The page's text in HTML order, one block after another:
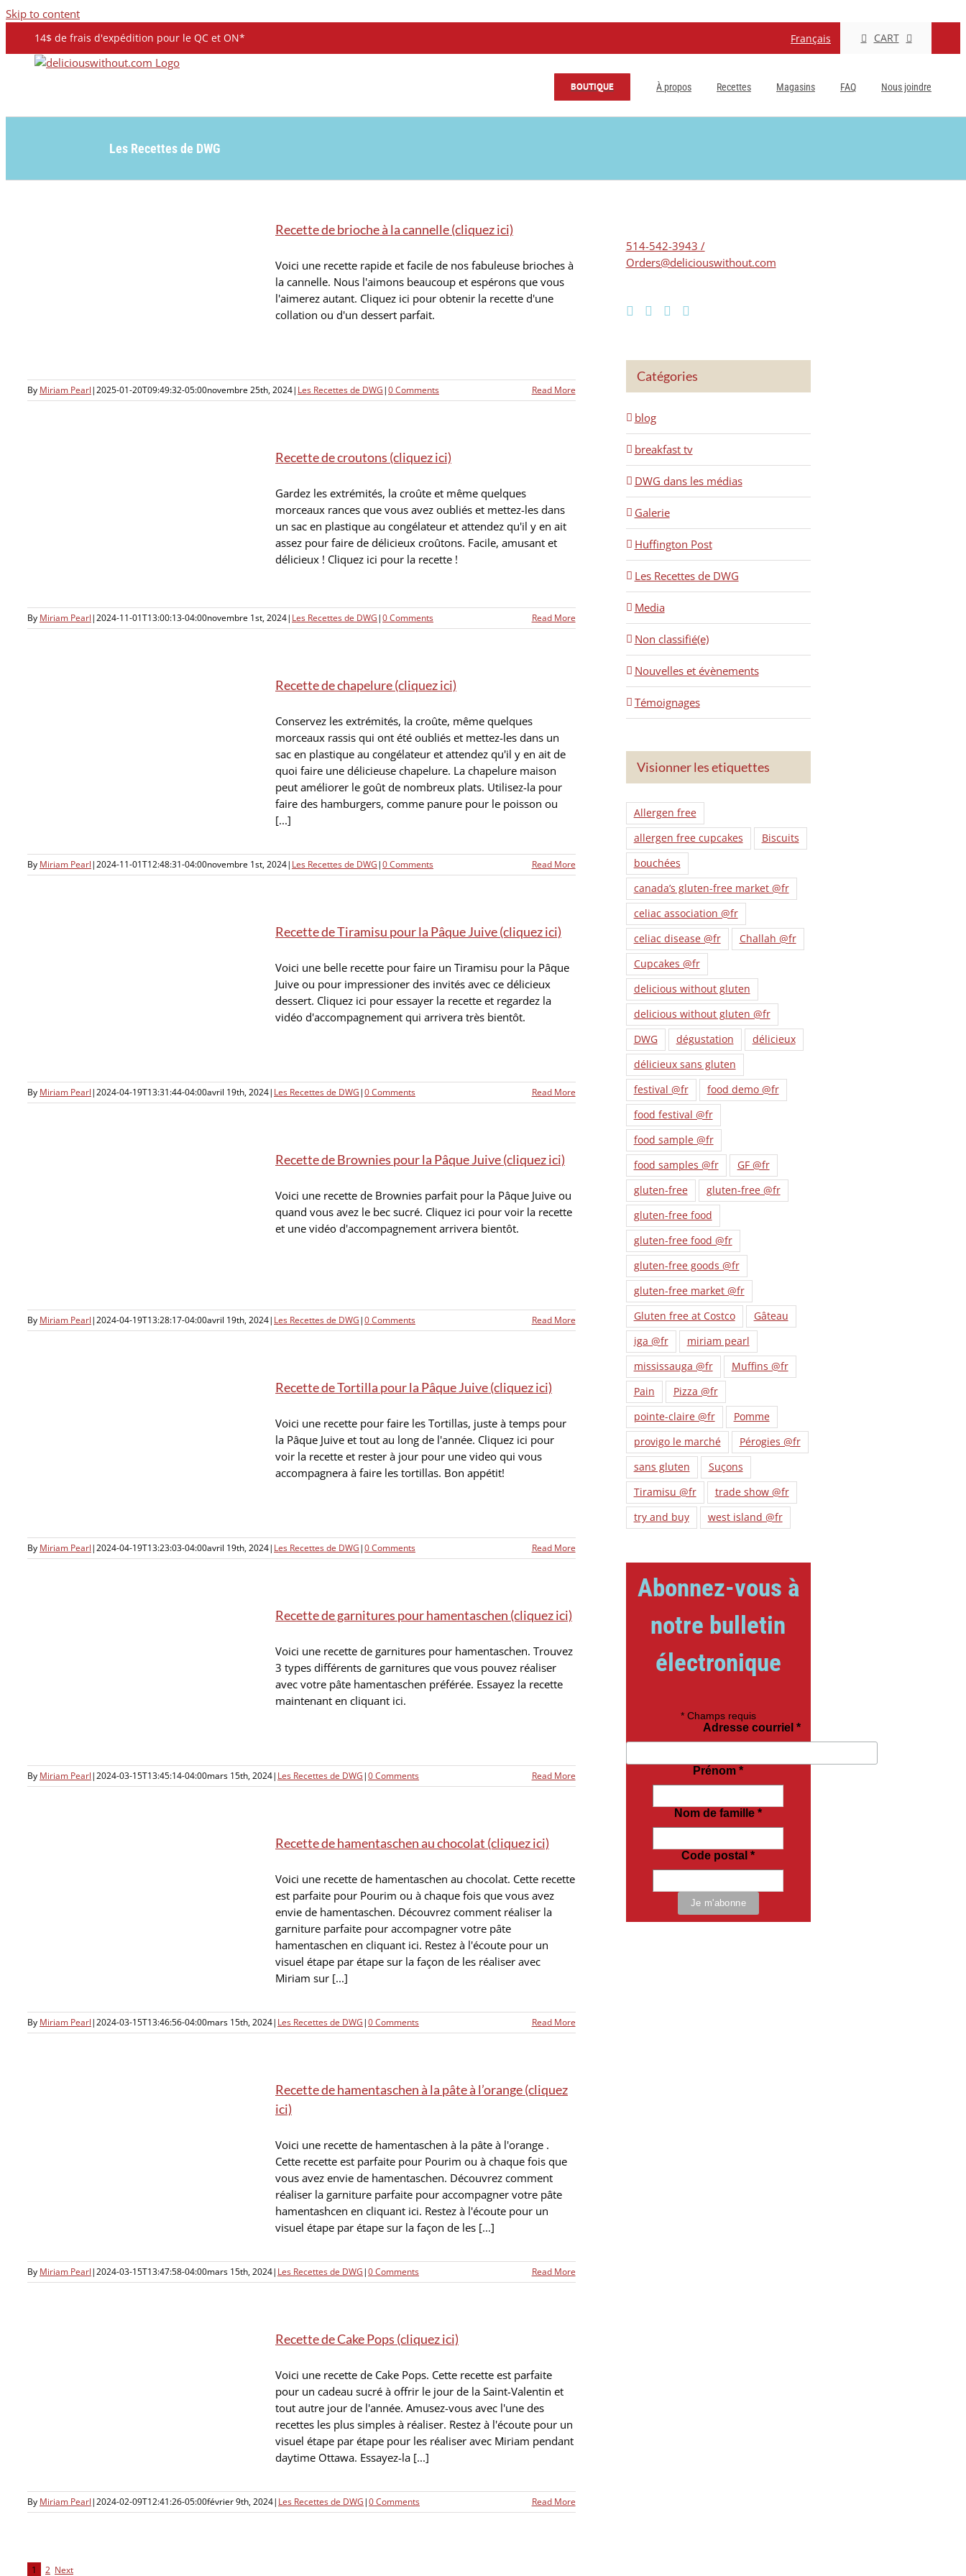
Skip to content
14$ de frais d'expédition pour le QC et ON* Français CART
BOUTIQUE À propos Recettes Magasins FAQ Nous joindre
Les Recettes de DWG
Recette de brioche à la cannelle (cliquez ici)
Voici une recette rapide et facile de nos fabuleuse brioches à
la cannelle. Nous l'aimons beaucoup et espérons que vous
l'aimerez autant. Cliquez ici pour obtenir la recette d'une
collation ou d'un dessert parfait.
By Miriam Pearl|2025-01-20T09:49:32-05:00novembre 25th, 2024| Les Recettes de DWG|0 Comments Read More
Recette de croutons (cliquez ici)
Gardez les extrémités, la croûte et même quelques
morceaux rances que vous avez oubliés et mettez-les dans
un sac en plastique au congélateur et attendez qu'il y en ait
assez pour faire de délicieux croûtons. Facile, amusant et
délicieux ! Cliquez ici pour la recette !
By Miriam Pearl|2024-11-01T13:00:13-04:00novembre 1st, 2024| Les Recettes de DWG|0 Comments Read More
Recette de chapelure (cliquez ici)
Conservez les extrémités, la croûte, même quelques
morceaux rassis qui ont été oubliés et mettez-les dans un
sac en plastique au congélateur et attendez qu'il y en ait de
quoi faire une délicieuse chapelure. La chapelure maison
peut améliorer le goût de nombreux plats. Utilisez-la pour
faire des hamburgers, comme panure pour le poisson ou
[...]
By Miriam Pearl|2024-11-01T12:48:31-04:00novembre 1st, 2024| Les Recettes de DWG|0 Comments Read More
Recette de Tiramisu pour la Pâque Juive (cliquez ici)
Voici une belle recette pour faire un Tiramisu pour la Pâque
Juive ou pour impressioner des invités avec ce délicieux
dessert. Cliquez ici pour essayer la recette et regardez la
vidéo d'accompagnement qui arrivera très bientôt.
By Miriam Pearl|2024-04-19T13:31:44-04:00avril 19th, 2024| Les Recettes de DWG|0 Comments Read More
Recette de Brownies pour la Pâque Juive (cliquez ici)
Voici une recette de Brownies parfait pour la Pâque Juive ou
quand vous avez le bec sucré. Cliquez ici pour voir la recette
et une vidéo d'accompagnement arrivera bientôt.
By Miriam Pearl|2024-04-19T13:28:17-04:00avril 19th, 2024| Les Recettes de DWG|0 Comments Read More
Recette de Tortilla pour la Pâque Juive (cliquez ici)
Voici une recette pour faire les Tortillas, juste à temps pour
la Pâque Juive et tout au long de l'année. Cliquez ici pour
voir la recette et rester à jour pour une video qui vous
accompagnera à faire les tortillas. Bon appétit!
By Miriam Pearl|2024-04-19T13:23:03-04:00avril 19th, 2024| Les Recettes de DWG|0 Comments Read More
Recette de garnitures pour hamentaschen (cliquez ici)
Voici une recette de garnitures pour hamentaschen. Trouvez
3 types différents de garnitures que vous pouvez réaliser
avec votre pâte hamentaschen préférée. Essayez la recette
maintenant en cliquant ici.
By Miriam Pearl|2024-03-15T13:45:14-04:00mars 15th, 2024| Les Recettes de DWG|0 Comments Read More
Recette de hamentaschen au chocolat (cliquez ici)
Voici une recette de hamentaschen au chocolat. Cette recette
est parfaite pour Pourim ou à chaque fois que vous avez
envie de hamentaschen. Découvrez comment réaliser la
garniture parfaite pour accompagner votre pâte
hamentaschen en cliquant ici. Restez à l'écoute pour un
visuel étape par étape sur la façon de les réaliser avec
Miriam sur [...]
By Miriam Pearl|2024-03-15T13:46:56-04:00mars 15th, 2024| Les Recettes de DWG|0 Comments Read More
Recette de hamentaschen à la pâte à l’orange (cliquez
ici)
Voici une recette de hamentaschen à la pâte à l'orange .
Cette recette est parfaite pour Pourim ou à chaque fois que
vous avez envie de hamentaschen. Découvrez comment
réaliser la garniture parfaite pour accompagner votre pâte
hamentashcen en cliquant ici. Restez à l'écoute pour un
visuel étape par étape sur la façon de les [...]
By Miriam Pearl|2024-03-15T13:47:58-04:00mars 15th, 2024| Les Recettes de DWG|0 Comments Read More
Recette de Cake Pops (cliquez ici)
Voici une recette de Cake Pops. Cette recette est parfaite
pour un cadeau sucré à offrir le jour de la Saint-Valentin et
tout autre jour de l'année. Amusez-vous avec l'une des
recettes les plus simples à réaliser. Restez à l'écoute pour un
visuel étape par étape pour les réaliser avec Miriam pendant
daytime Ottawa. Essayez-la [...]
By Miriam Pearl|2024-02-09T12:41:26-05:00février 9th, 2024| Les Recettes de DWG|0 Comments Read More
1 2 Next
514-542-3943 /
Orders@deliciouswithout.com
Catégories
blog
breakfast tv
DWG dans les médias
Galerie
Huffington Post
Les Recettes de DWG
Media
Non classifié(e)
Nouvelles et évènements
Témoignages
Visionner les etiquettes
Allergen free
allergen free cupcakes
Biscuits
bouchées
canada’s gluten-free market @fr
celiac association @fr
celiac disease @fr
Challah @fr
Cupcakes @fr
delicious without gluten
delicious without gluten @fr
DWG
dégustation
délicieux
délicieux sans gluten
festival @fr
food demo @fr
food festival @fr
food sample @fr
food samples @fr
GF @fr
gluten-free
gluten-free @fr
gluten-free food
gluten-free food @fr
gluten-free goods @fr
gluten-free market @fr
Gluten free at Costco
Gâteau
iga @fr
miriam pearl
mississauga @fr
Muffins @fr
Pain
Pizza @fr
pointe-claire @fr
Pomme
provigo le marché
Pérogies @fr
sans gluten
Suçons
Tiramisu @fr
trade show @fr
try and buy
west island @fr
Abonnez-vous à
notre bulletin
électronique
*Champs requis
Adresse courriel *
Prénom*
Nom de famille*
Code postal*